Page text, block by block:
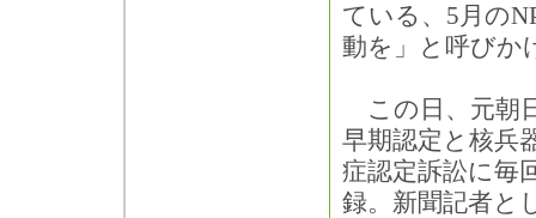
ている、5月の
動を」と呼びか
この日、元朝
早期認定と核兵
症認定訴訟に毎
録。新聞記者と